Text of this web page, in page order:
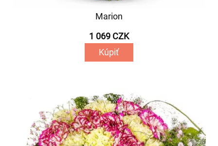
Marion
1 069 CZK
Kúpiť